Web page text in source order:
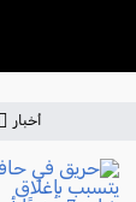
أخبار